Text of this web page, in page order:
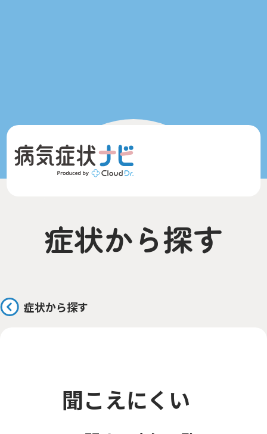
症状から探す
症状から探す
聞こえにくい